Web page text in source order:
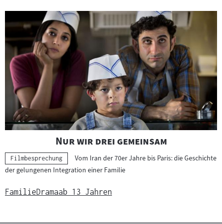
"
Nur wir drei gemeinsam"
Kategorie:
Filmbesprechung
Vom Iran der 70er Jahre bis Paris: die Geschichte
der gelungenen Integration einer Familie
FamilieDramaab 13 Jahren